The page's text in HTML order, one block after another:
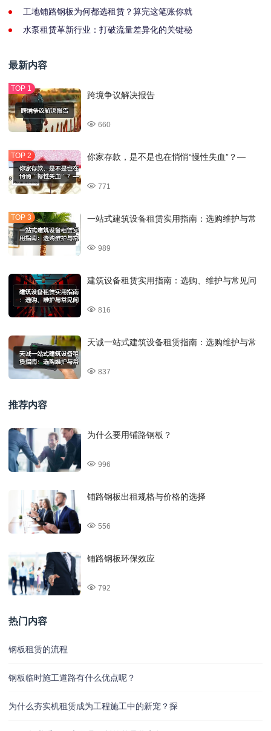
工地铺路钢板为何都选租赁？算完这笔账你就
水泵租赁革新行业：打破流量差异化的关键秘
最新内容
跨境争议解决报告
660
你家存款，是不是也在悄悄“慢性失血”？—
771
一站式建筑设备租赁实用指南：选购维护与常
989
建筑设备租赁实用指南：选购、维护与常见问
816
天诚一站式建筑设备租赁指南：选购维护与常
837
推荐内容
为什么要用铺路钢板？
996
铺路钢板出租规格与价格的选择
556
铺路钢板环保效应
792
热门内容
钢板租赁的流程
钢板临时施工道路有什么优点呢？
为什么夯实机租赁成为工程施工中的新宠？探